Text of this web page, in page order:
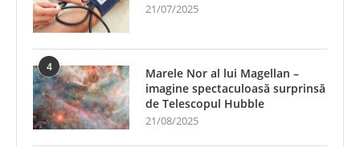
21/07/2025
4
Marele Nor al lui Magellan –
imagine spectaculoasă surprinsă
de Telescopul Hubble
21/08/2025